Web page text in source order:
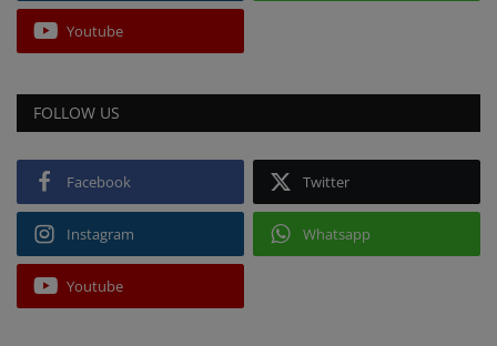
Youtube
FOLLOW US
Facebook Twitter
Instagram Whatsapp
Youtube